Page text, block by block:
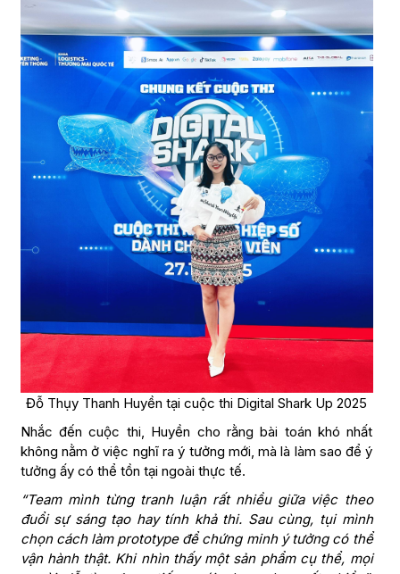
Đỗ Thụy Thanh Huyền tại cuộc thi Digital Shark Up 2025
Nhắc đến cuộc thi, Huyền cho rằng bài toán khó nhất
không nằm ở việc nghĩ ra ý tưởng mới, mà là làm sao để ý
tưởng ấy có thể tồn tại ngoài thực tế.
“Team mình từng tranh luận rất nhiều giữa việc theo
đuổi sự sáng tạo hay tính khả thi. Sau cùng, tụi mình
chọn cách làm prototype để chứng minh ý tưởng có thể
vận hành thật. Khi nhìn thấy một sản phẩm cụ thể, mọi